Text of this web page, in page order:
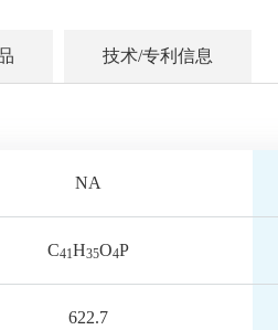
技术/专利信息
NA
C41H35O4P
622.7